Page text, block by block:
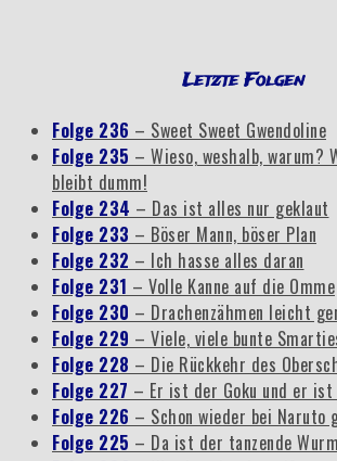
Letzte Folgen
Folge 236 – Sweet Sweet Gwendoline
Folge 235 – Wieso, weshalb, warum?
bleibt dumm!
Folge 234 – Das ist alles nur geklaut
Folge 233 – Böser Mann, böser Plan
Folge 232 – Ich hasse alles daran
Folge 231 – Volle Kanne auf die Omme
Folge 230 – Drachenzähmen leicht
Folge 229 – Viele, viele bunte
Folge 228 – Die Rückkehr des
Folge 227 – Er ist der Goku und er ist
Folge 226 – Schon wieder bei Naruto
Folge 225 – Da ist der tanzende